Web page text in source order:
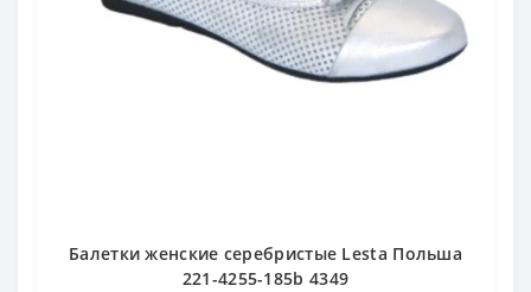
Балетки женские серебристые Lesta Польша
221-4255-185b 4349